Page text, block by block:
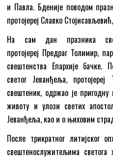
и Павла. Бденије поводом
протојереј Славко
На сам дан празника
протојереј Предраг Толимир,
свештенства Епархије бачке.
светог Јеванђеља,
свештеник, одржао је
животу и улози светих
Јеванђеља, као и о њиховим
После трикратног литијског
свештенослужитељима